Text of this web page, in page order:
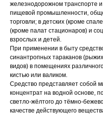
железнодорожном транспорте
пищевой промышленности,
торговли; в детских (кроме
(кроме палат стационаров) и
взрослых и детей.
При применении в быту
синантропных тараканов
видов) в помещениях
кистью или валиком.
Средство представляет собой
концентрат на водной основе,
светло-жёлтого до тёмно-
качестве действующего